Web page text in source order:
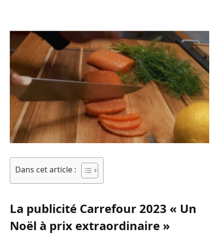
Dans cet article :
La publicité Carrefour 2023 « Un
Noël à prix extraordinaire »